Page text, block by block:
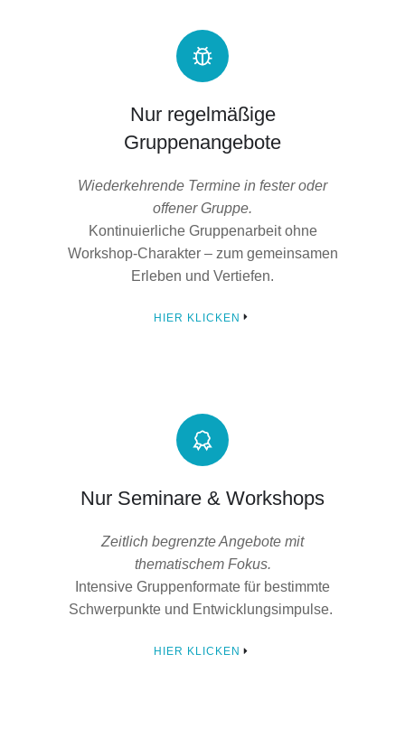
Nur regelmäßige
Gruppenangebote
Wiederkehrende Termine in fester oder
offener Gruppe.
Kontinuierliche Gruppenarbeit ohne
Workshop-Charakter – zum gemeinsamen
Erleben und Vertiefen.
HIER KLICKEN
Nur Seminare & Workshops
Zeitlich begrenzte Angebote mit
thematischem Fokus.
Intensive Gruppenformate für bestimmte
Schwerpunkte und Entwicklungsimpulse.
HIER KLICKEN